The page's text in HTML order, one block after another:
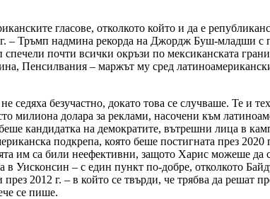
гласове, отколкото който и да е
– Тръмп надмина рекорда на Джордж Буш-младши с
почти всички окръзи по мексиканската
Пенсилвания – маржът му сред
безучастно, докато това се случваше. Те и
милиона долара за реклами, насочени към
кандидатка на демократите, вътрешни лица в
подкрепа, която беше постигната през
им са били неефективни, защото Харис можеше да
Уисконсин – с един пункт по-добре, отколкото
2012 г. – в който се твърди, че трябва да
се пише.